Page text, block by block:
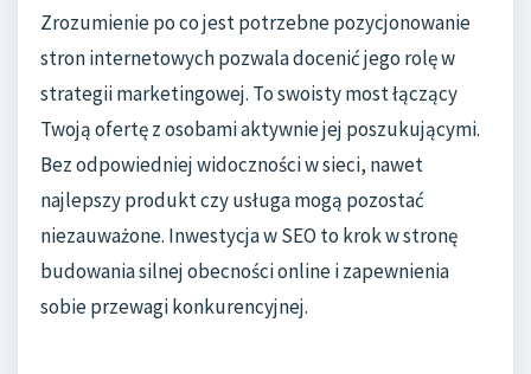
Zrozumienie po co jest potrzebne pozycjonowanie
stron internetowych pozwala docenić jego rolę w
strategii marketingowej. To swoisty most łączący
Twoją ofertę z osobami aktywnie jej poszukującymi.
Bez odpowiedniej widoczności w sieci, nawet
najlepszy produkt czy usługa mogą pozostać
niezauważone. Inwestycja w SEO to krok w stronę
budowania silnej obecności online i zapewnienia
sobie przewagi konkurencyjnej.